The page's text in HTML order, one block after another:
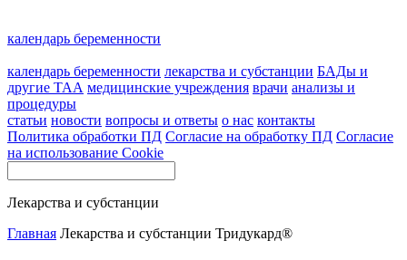
календарь беременности
календарь беременности лекарства и субстанции БАДы и
другие ТАА медицинские учреждения врачи анализы и
процедуры
статьи новости вопросы и ответы о нас контакты
Политика обработки ПД Согласие на обработку ПД Согласие
на использование Cookie
Лекарства и субстанции
Главная Лекарства и субстанции Тридукард®